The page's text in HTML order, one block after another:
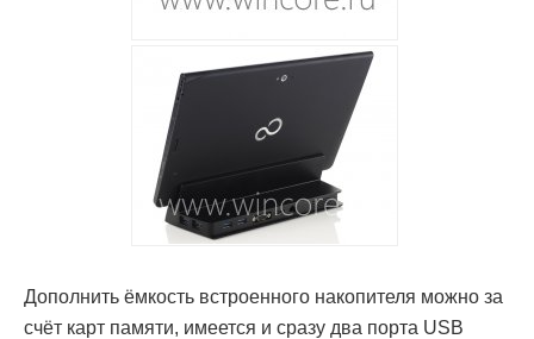
Дополнить ёмкость встроенного накопителя можно за
счёт карт памяти, имеется и сразу два порта USB